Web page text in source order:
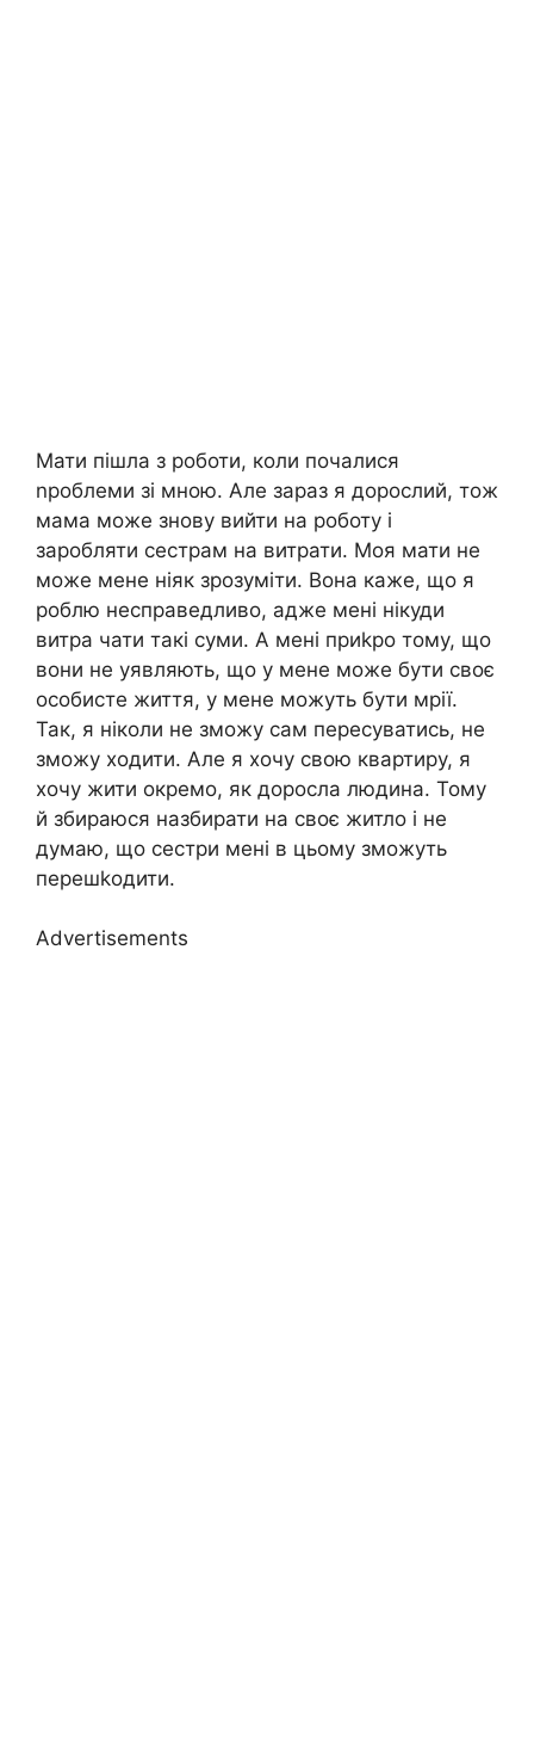
Мати пішла з роботи, коли почалися
nроблеми зі мною. Але зараз я дорослий, тож
мама може знову вийти на роботу і
заробляти сестрам на витрати. Моя мати не
може мене ніяк зрозуміти. Вона каже, що я
роблю несправедливо, адже мені нікуди
витра чати такі суми. А мені приkро тому, що
вони не уявляють, що у мене може бути своє
особисте життя, у мене можуть бути мрії.
Так, я ніколи не зможу сам пересуватись, не
зможу ходити. Але я хочу свою квартиру, я
хочу жити окремо, як доросла людина. Тому
й збираюся назбирати на своє житло і не
думаю, що сестри мені в цьому зможуть
перешkодити.
Advertisements